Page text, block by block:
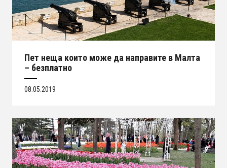
Пет неща които може да направите в Малта
– безплатно
08.05.2019